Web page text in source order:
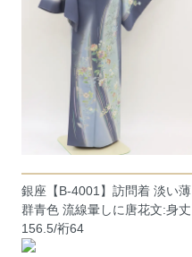
銀座【B-4001】訪問着 淡い薄
群青色 流線暈しに唐花文:身丈
156.5/裄64